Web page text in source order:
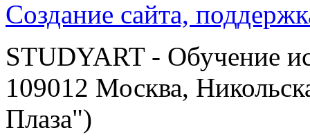
Создание сайта,
STUDYART - Обучение
109012 Москва,
Плаза")